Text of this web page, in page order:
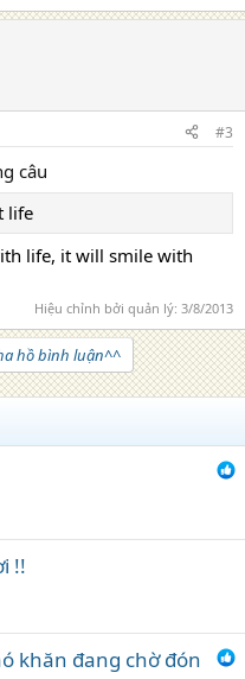
#3
câu
life
life, it will smile with
Hiệu chỉnh bởi quản lý: 3/8/2013
hồ bình luận^^
!!
khăn đang chờ đón